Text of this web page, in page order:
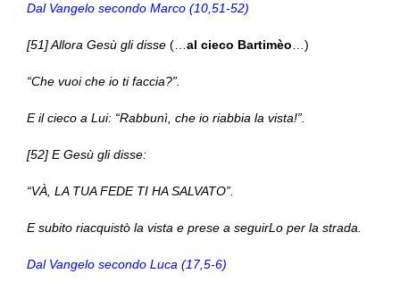
Dal Vangelo secondo Marco (10,51-52)
[51] Allora Gesù gli disse (… al cieco Bartimèo …)
“Che vuoi che io ti faccia?”.
E il cieco a Lui: “Rabbunì, che io riabbia la vista!”.
[52] E Gesù gli disse:
“VÀ, LA TUA FEDE TI HA SALVATO”.
E subito riacquistò la vista e prese a seguirLo per la strada.
Dal Vangelo secondo Luca (17,5-6)